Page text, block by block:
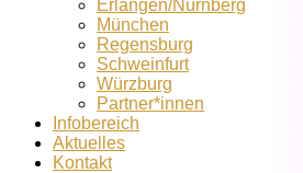
Erlangen/Nürnberg
München
Regensburg
Schweinfurt
Würzburg
Partner*innen
Infobereich
Aktuelles
Kontakt